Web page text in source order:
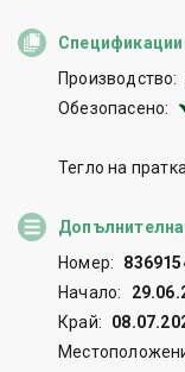
Спецификации
Производство:
Обезопасено:
Тегло на
Номер:
Начало:
Край: